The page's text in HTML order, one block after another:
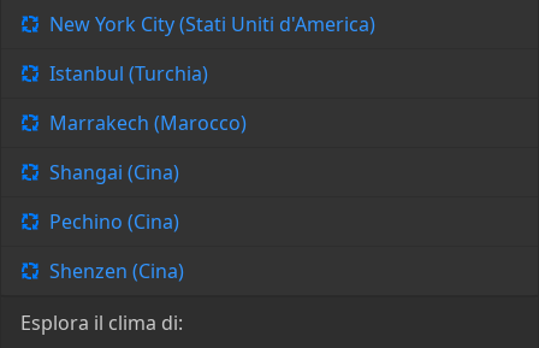
New York City (Stati Uniti d'America)
Istanbul (Turchia)
Marrakech (Marocco)
Shangai (Cina)
Pechino (Cina)
Shenzen (Cina)
Esplora il clima di: